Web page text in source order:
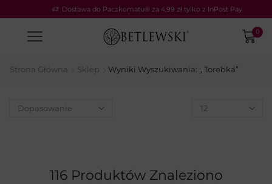
Dostawa do Paczkomatu® za 4,99 zł tylko z InPost Pay
0
Strona Główna Sklep Wyniki Wyszukiwania: „ Torebka”
116 Produktów Znaleziono